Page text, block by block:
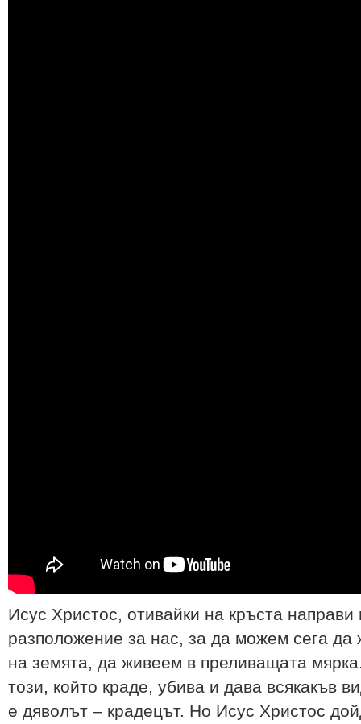
Исус Христос, отивайки на кръста
разположение за нас, за да можем сега да
на земята, да живеем в преливащата
този, който краде, убива и дава всякакъв
е дяволът – крадецът. Но Исус Христос